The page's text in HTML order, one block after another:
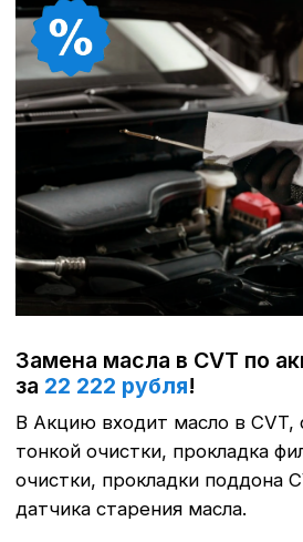
Включает 30 пунктов проверки
по 5 основным категориям.
Комплексная диагностика за999
Для автомобилей старшей 10 лет,
скидка на работы 30% (нормо-час
рублей)